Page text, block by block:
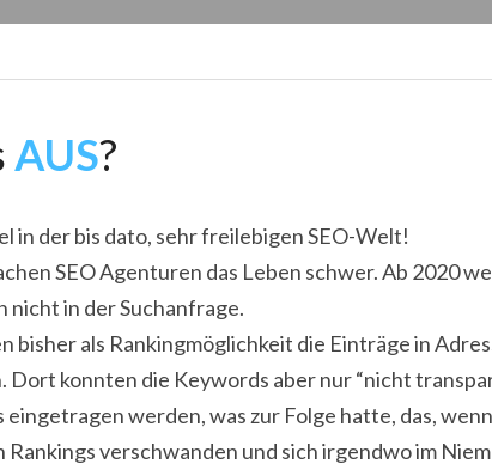
AUS?
in der bis dato, sehr freilebigen SEO-Welt!
SEO Agenturen das Leben schwer. Ab 2020
in der Suchanfrage.
bisher als Rankingmöglichkeit die Einträge in
konnten die Keywords aber nur “nicht
eingetragen werden, was zur Folge hatte, das,
Rankings verschwanden und sich irgendwo im